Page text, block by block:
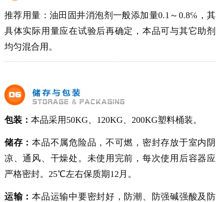
推荐用量：油田固井消泡剂 一般添加量0.1～0.8℅，其
具体实际用量应在试验后再确定，本品可与其它助剂
均匀混合用。
包装： 本品采用50KG、120KG、200KG塑料桶装。
储存：本品不属危险品，不可燃，密封存放于室内阴
凉、通风、干燥处。未使用完前，每次使用后容器应
严格密封。25℃左右保质期12月。
运输：本品运输中要密封好，防潮、防强碱强酸及防